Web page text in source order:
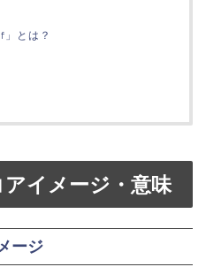
」とは？
アイメージ・意味
ージ